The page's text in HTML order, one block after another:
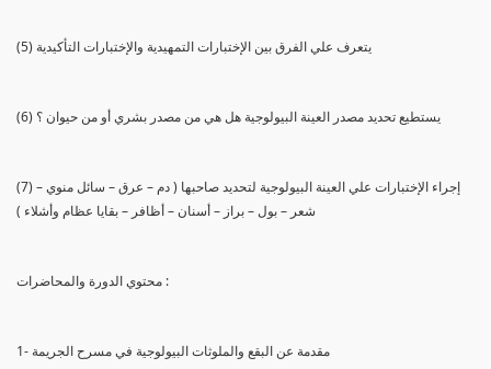
(5) يتعرف علي الفرق بين الإختبارات التمهيدية والإختبارات التأكيدية
(6) يستطيع تحديد مصدر العينة البيولوجية هل هي من مصدر بشري أو من حيوان ؟
(7) إجراء الإختبارات علي العينة البيولوجية لتحديد صاحبها ( دم – عرق – سائل منوي –
شعر – بول – براز – أسنان – أظافر – بقايا عظام وأشلاء )
محتوي الدورة والمحاضرات :
1- مقدمة عن البقع والملوثات البيولوجية في مسرح الجريمة